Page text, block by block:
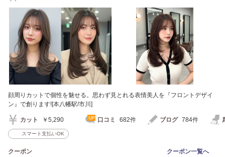
顔周りカットで個性を魅せる。思わず見とれる表情美人を『フロントデザイ
ン』で創ります![本八幡駅/市川]
カット ￥5,290 口コミ 682件 ブログ 784件
スマート支払いOK
クーポン クーポン一覧へ